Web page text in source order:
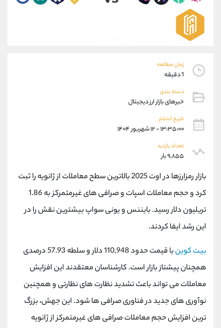
زمان مطالعه
1 دقیقه
دسته بندی
خبرهای بازار ارز دیجیتال
تاریخ انتشار
۱۳:۳۵:۰۰ - ۱۲ شهریور ۱۴۰۴
تعداد بازدید
۹,۸۵۵ بار
بازار رمزارزها در اوت 2025 بالاترین سطح معاملات از ژانویه را ثبت
کرد و حجم معاملات اسپات و صرافی های غیرمتمرکز به 1.86
تریلیون دلار رسید. بایننس و یونی سواپ بیشترین نقش را در
این رشد ایفا کردند.
بیت کوین
با قیمت حدود 110,948 دلار و سلطه 57.93 درصدی
همچنان پیشتاز بازار است. کارشناسان معتقدند این افزایش
معاملات می تواند باعث تشدید نظارت های نظارتی و همچنین
نوآوری های جدید در فناوری صرافی ها شود. این جهش، بزرگ
ترین افزایش حجم معاملات صرافی های غیرمتمرکز از ژانویه
09927779040
واتساپ
تلگرام
داخلی
پشتیبان فروش
واتساپ
داخلی
اطلاعات تماس (دفتر فروش)
تلفن 021-22021040
90001030
اینستاگرام @alireza.mehrabii
کانال تلگرام @alirezamehrabi_com
کانال بله